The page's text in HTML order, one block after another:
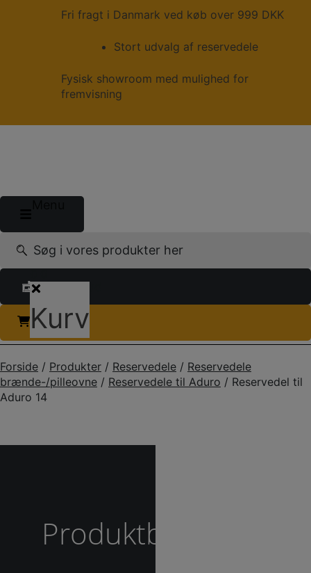
Fri fragt i Danmark ved køb over 999 DKK
Stort udvalg af reservedele
Fysisk showroom med mulighed for
fremvisning
efter:
Få et tilbud
Kurv
Forside / Produkter / Reservedele / Reservedele
brænde-/pilleovne / Reservedele til Aduro / Reservedel til
Aduro 14
Produktbeskrivelse